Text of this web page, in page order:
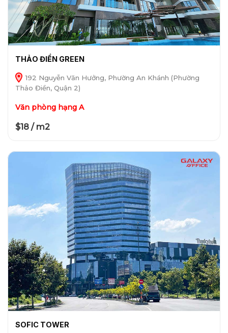
THẢO ĐIỀN GREEN
192 Nguyễn Văn Hưởng, Phường An Khánh (Phường
Thảo Điền, Quận 2)
Văn phòng hạng A
$18 / m2
SOFIC TOWER